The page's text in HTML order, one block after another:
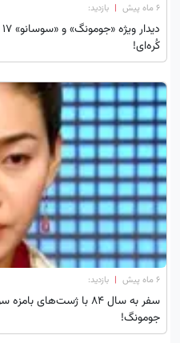
۶ ماه پیش | بازدید:
کُره‌ای!
۶ ماه پیش | بازدید:
سفر به سال ۸۴ با
جومونگ!